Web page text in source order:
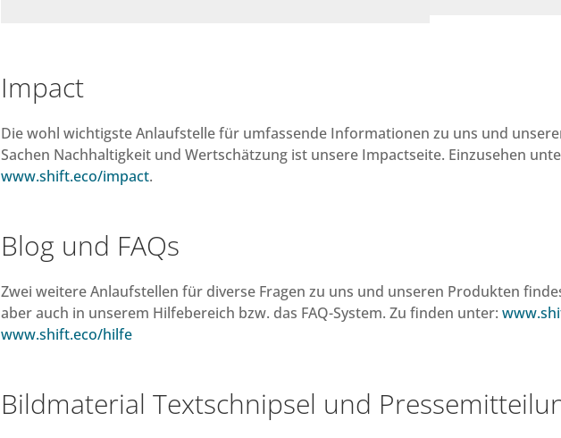
Impact
Die wohl wichtigste Anlaufstelle für umfassende Informationen zu uns und
Sachen Nachhaltigkeit und Wertschätzung ist unsere Impactseite. Einzusehen
www.shift.eco/impact.
Blog und FAQs
Zwei weitere Anlaufstellen für diverse Fragen zu uns und unseren Produkten
aber auch in unserem Hilfebereich bzw. das FAQ-System. Zu finden unter:
www.shift.eco/hilfe
Bildmaterial Textschnipsel und